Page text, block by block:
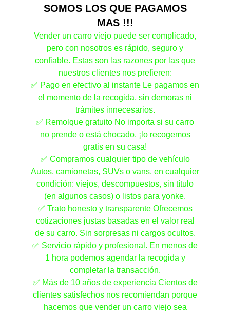
SOMOS LOS QUE PAGAMOS
MAS !!!
Vender un carro viejo puede ser complicado,
pero con nosotros es rápido, seguro y
confiable. Estas son las razones por las que
nuestros clientes nos prefieren:
✅ Pago en efectivo al instante Le pagamos en
el momento de la recogida, sin demoras ni
trámites innecesarios.
✅ Remolque gratuito No importa si su carro
no prende o está chocado, ¡lo recogemos
gratis en su casa!
✅ Compramos cualquier tipo de vehículo
Autos, camionetas, SUVs o vans, en cualquier
condición: viejos, descompuestos, sin título
(en algunos casos) o listos para yonke.
✅ Trato honesto y transparente Ofrecemos
cotizaciones justas basadas en el valor real
de su carro. Sin sorpresas ni cargos ocultos.
✅ Servicio rápido y profesional. En menos de
1 hora podemos agendar la recogida y
completar la transacción.
✅ Más de 10 años de experiencia Cientos de
clientes satisfechos nos recomiendan porque
hacemos que vender un carro viejo sea